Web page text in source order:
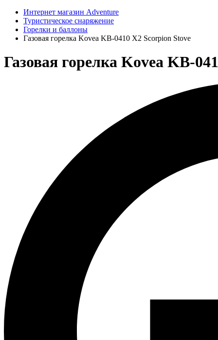
Интернет магазин Adventure
Туристическое снаряжение
Горелки и баллоны
Газовая горелка Kovea KB-0410 X2 Scorpion Stove
Газовая горелка Kovea KB-